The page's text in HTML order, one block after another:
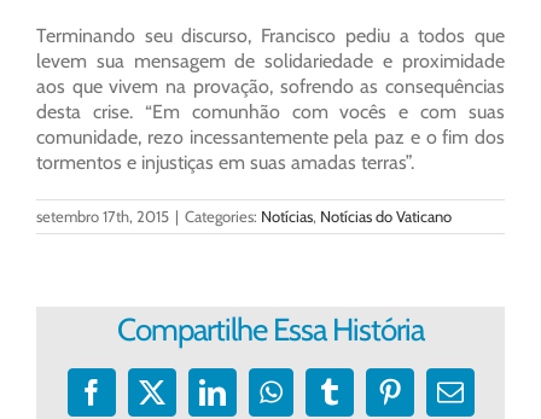
Terminando seu discurso, Francisco pediu a todos que
levem sua mensagem de solidariedade e proximidade
aos que vivem na provação, sofrendo as consequências
desta crise. “Em comunhão com vocês e com suas
comunidade, rezo incessantemente pela paz e o fim dos
tormentos e injustiças em suas amadas terras”.
setembro 17th, 2015 | Categories: Notícias, Notícias do Vaticano
Compartilhe Essa História
Facebook
X LinkedInWhatsApp
TumblrPinterest
E-